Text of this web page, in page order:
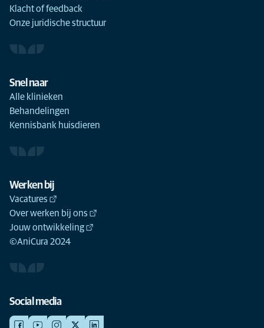
Klacht of feedback
Onze juridische structuur
Snel naar
Alle klinieken
Behandelingen
Kennisbank huisdieren
Werken bij
Vacatures
Over werken bij ons
Jouw ontwikkeling
©AniCura 2024
Social media